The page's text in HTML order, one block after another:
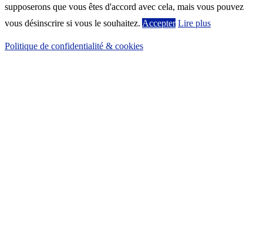
supposerons que vous êtes d'accord avec cela, mais vous pouvez
vous désinscrire si vous le souhaitez. Accepter Lire plus
Politique de confidentialité & cookies